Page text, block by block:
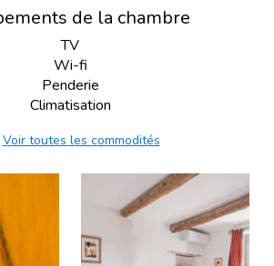
de la chambre
TV
Wi-fi
Penderie
Climatisation
Voir toutes les commodités